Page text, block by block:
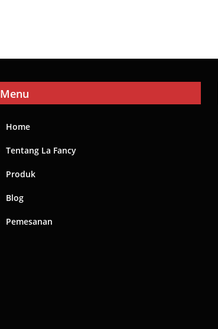
Menu
Home
Tentang La Fancy
Produk
Blog
Pemesanan